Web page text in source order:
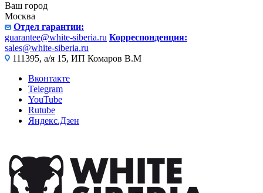
Ваш город
Москва
Отдел гарантии:
guarantee@white-siberia.ru Корреспонденция:
sales@white-siberia.ru
111395, а/я 15, ИП Комаров В.М
Вконтакте
Telegram
YouTube
Rutube
Яндекс.Дзен